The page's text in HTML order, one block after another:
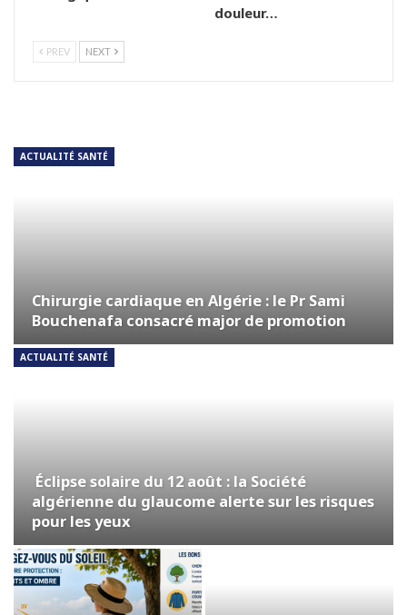
douleur…
PREV NEXT
ACTUALITÉ SANTÉ
Chirurgie cardiaque en Algérie : le Pr Sami
Bouchenafa consacré major de promotion
ACTUALITÉ SANTÉ
Éclipse solaire du 12 août : la Société
algérienne du glaucome alerte sur les risques
pour les yeux